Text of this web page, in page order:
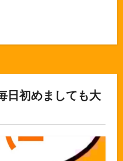
日初めましても大